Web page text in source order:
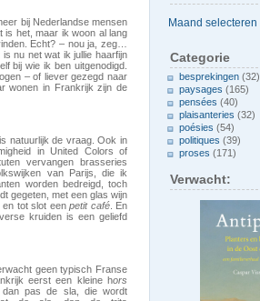
bij Nederlandse mensen
is het, maar ik woon al lang
Echt? – nou ja, zeg…
nu net wat ik jullie haarfijn
bij wie ik ben uitgenodigd.
– of liever gezegd naar
wonen in Frankrijk zijn de
natuurlijk de vraag. Ook in
in United Colors of
vervangen brasseries
van Parijs, die ik
worden bedreigd, toch
gegeten, met een glas wijn
en tot slot eenpetit café. En
kruiden is een geliefd
geen typisch Franse
eerst een kleine hors
dan pas de sla, die wordt
Categorie
besprekingen (32)
paysages (165)
pensées (40)
plaisanteries (32)
poésies (54)
politiques (39)
proses (171)
Verwacht: